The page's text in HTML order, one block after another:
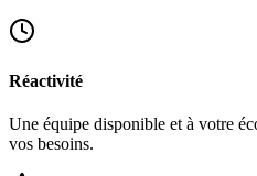
Réactivité
Une équipe disponible et à votre
vos besoins.